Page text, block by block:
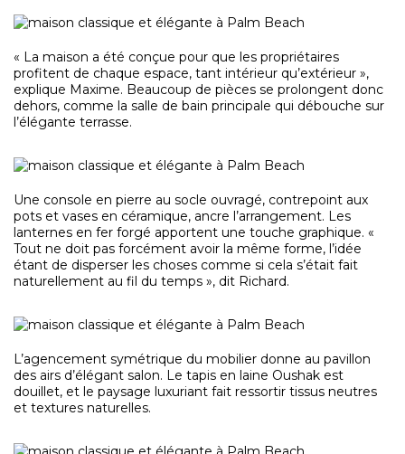
« La maison a été conçue pour que les propriétaires
profitent de chaque espace, tant intérieur qu’extérieur »,
explique Maxime. Beaucoup de pièces se prolongent donc
dehors, comme la salle de bain principale qui débouche sur
l’élégante terrasse.
Une console en pierre au socle ouvragé, contrepoint aux
pots et vases en céramique, ancre l’arrangement. Les
lanternes en fer forgé apportent une touche graphique. «
Tout ne doit pas forcément avoir la même forme, l’idée
étant de disperser les choses comme si cela s’était fait
naturellement au fil du temps », dit Richard.
L’agencement symétrique du mobilier donne au pavillon
des airs d’élégant salon. Le tapis en laine Oushak est
douillet, et le paysage luxuriant fait ressortir tissus neutres
et textures naturelles.